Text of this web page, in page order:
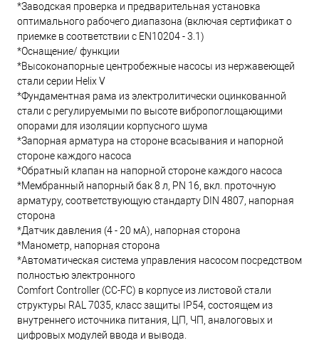
*Заводская проверка и предварительная установка
оптимального рабочего диапазона (включая сертификат о
приемке в соответствии с EN10204 - 3.1)
*Оснащение/ функции
*Высоконапорные центробежные насосы из нержавеющей
стали серии Helix V
*Фундаментная рама из электролитически оцинкованной
стали с регулируемыми по высоте вибропоглощающими
опорами для изоляции корпусного шума
*Запорная арматура на стороне всасывания и напорной
стороне каждого насоса
*Обратный клапан на напорной стороне каждого насоса
*Мембранный напорный бак 8 л, PN 16, вкл. проточную
арматуру, соответствующую стандарту DIN 4807, напорная
сторона
*Датчик давления (4 - 20 мА), напорная сторона
*Манометр, напорная сторона
*Автоматическая система управления насосом посредством
полностью электронного
Comfort Controller (CC-FC) в корпусе из листовой стали
структуры RAL 7035, класс защиты IP54, состоящем из
внутреннего источника питания, ЦП, ЧП, аналоговых и
цифровых модулей ввода и вывода.